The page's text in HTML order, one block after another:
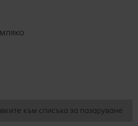
към списъка за пазаруване